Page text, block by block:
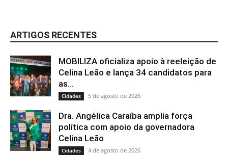
ARTIGOS RECENTES
MOBILIZA oficializa apoio à reeleição de
Celina Leão e lança 34 candidatos para
as...
Cidades 5 de agosto de 2026
Dra. Angélica Caraíba amplia força
política com apoio da governadora
Celina Leão
Cidades 4 de agosto de 2026